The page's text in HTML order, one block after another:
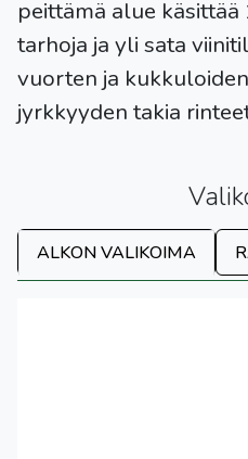
peittämä alue käsittää
tarhoja ja yli sata
vuorten ja
jyrkkyyden takia
ALKON VALIKOIMA